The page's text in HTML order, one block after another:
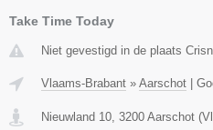
Take Time Today
Niet gevestigd in de plaats
Vlaams-Brabant » Aarschot |
Nieuwland 10 3200 Aarschot (